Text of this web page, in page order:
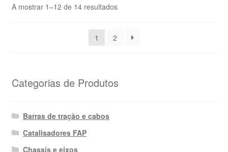
A mostrar 1–12 de 14 resultadosOrdenado
recentes
1 2
Categorias de Produtos
Barras de tração e cabos
Catalisadores FAP
Chassis e eixos